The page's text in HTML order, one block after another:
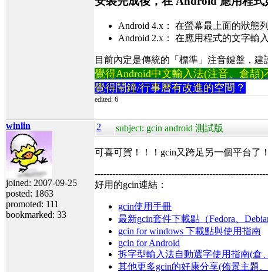
Android 4.x： 在螢幕最上面的狀
Android 2.x： 在應用程式的文字
目前內定是傳統的「標準」注音鍵盤，建
覺得Android中文輸入法(注音、倉頡
覺得鬧鐘/行事曆有改進的空間？
edited: 6
winlin
joined: 2007-09-25
posted: 1863
promoted: 111
bookmarked: 33
2 subject: gcin android 測試版
可喜可賀！！！gcin又跨足另一個平台了！
好用的gcin連結：
gcin使用手冊
最新gcin套件下載點（Fedora、
gcin for windows 下載點與使用指南
gcin for Android
拆字型輸入法自動選字使用指南(倉
其他更多gcin的好康分享(佈景主題